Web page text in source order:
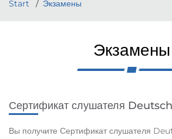
Start Экзамены
Экзамены
Сертификат слушателя
Вы получите Сертификат слушателя